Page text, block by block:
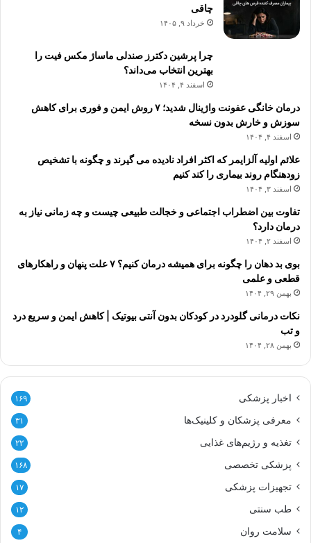
چاقی
خرداد ۹, ۱۴۰۵
چرا پرشین دکترز صندلی ماساژ مکس فیت را
بهترین انتخاب می‌داند؟
اسفند ۴, ۱۴۰۴
درمان خانگی عفونت واژینال شدید؛ ۷ روش ایمن و فوری برای کاهش
سوزش و خارش بدون نسخه
اسفند ۴, ۱۴۰۴
علائم اولیه آلزایمر که اکثر افراد نادیده می گیرند و چگونه با تشخیص
زودهنگام روند بیماری را کند کنیم
اسفند ۳, ۱۴۰۴
تفاوت بین اضطراب اجتماعی و خجالت طبیعی چیست و چه زمانی نیاز به
درمان دارد؟
اسفند ۲, ۱۴۰۴
بوی بد دهان را چگونه برای همیشه درمان کنیم؟ ۷ علت پنهان و راهکارهای
قطعی و علمی
بهمن ۲۹, ۱۴۰۴
نکات درمانی گلودرد در کودکان بدون آنتی بیوتیک | کاهش ایمن و سریع درد
و تب
بهمن ۲۸, ۱۴۰۴
اخبار پزشکی ۱۶۹
معرفی پزشکان و کلینیک‌ها ۳۱
تغذیه و رژیم‌های غذایی ۲۲
پزشکی تخصصی ۱۶۸
تجهیزات پزشکی ۱۷
طب سنتی ۱۲
سلامت روان ۴